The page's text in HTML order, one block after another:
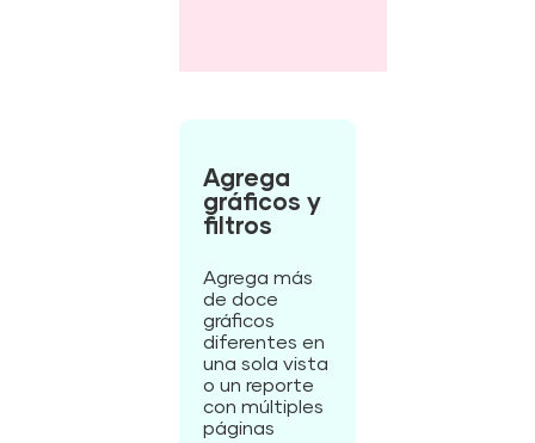
Agrega
gráficos y
filtros
Agrega más
de doce
gráficos
diferentes en
una sola vista
o un reporte
con múltiples
páginas